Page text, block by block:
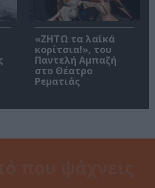
«ΖΗΤΩ τα λαϊκά
κορίτσια!», του
Παντελή Αμπαζή
στο Θέατρο
Ρεματιάς